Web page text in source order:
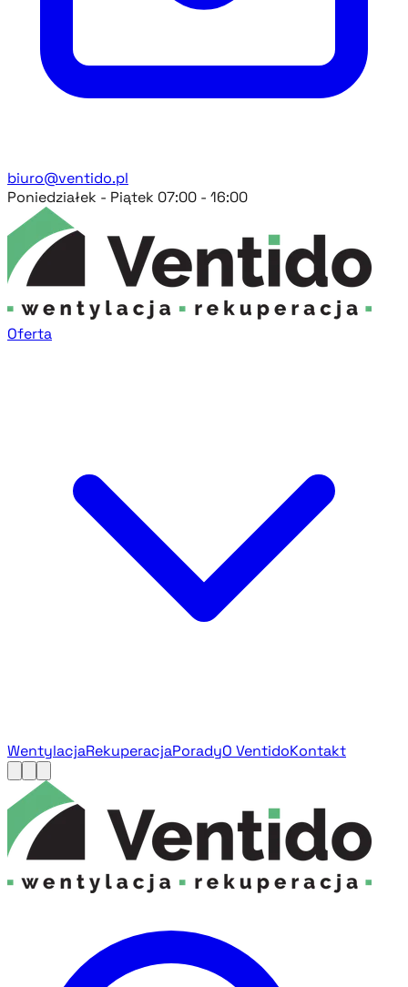
biuro@ventido.pl
Poniedziałek - Piątek 07:00 - 16:00
Oferta
WentylacjaRekuperacjaPoradyO VentidoKontakt